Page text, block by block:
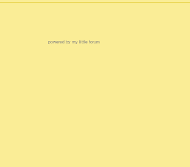
powered by my little forum